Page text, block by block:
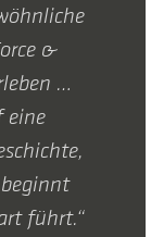
&
…
eine
führt.“